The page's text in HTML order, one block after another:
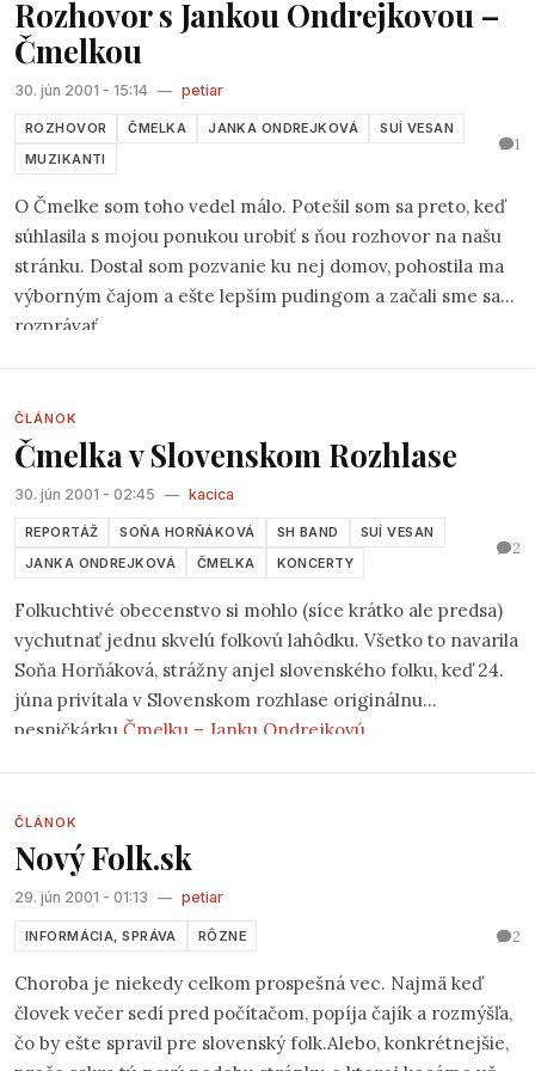
MIDEM v Cannes vo Francúzsku.
Rozhovor s Jankou Ondrejkovou –
Čmelkou
30. jún 2001 - 15:14 — petiar
ROZHOVOR ČMELKA JANKA ONDREJKOVÁ
SUÍ VESAN
MUZIKANTI
1
O Čmelke som toho vedel málo. Potešil som sa preto, keď
súhlasila s mojou ponukou urobiť s ňou rozhovor na našu
stránku. Dostal som pozvanie ku nej domov, pohostila ma
výborným čajom a ešte lepším pudingom a začali sme sa
rozprávať...
ČLÁNOK
Čmelka v Slovenskom Rozhlase
30. jún 2001 - 02:45 — kacica
REPORTÁŽ SOŇA HORŇÁKOVÁ SH BAND
SUÍ VESAN
JANKA ONDREJKOVÁ
ČMELKA KONCERTY
2
Folkuchtivé obecenstvo si mohlo (síce krátko ale predsa)
vychutnať jednu skvelú folkovú lahôdku. Všetko to navarila
Soňa Horňáková, strážny anjel slovenského folku, keď 24.
júna privítala v Slovenskom rozhlase originálnu
pesničkárku Čmelku – Janku Ondrejkovú
ČLÁNOK
Nový Folk.sk
29. jún 2001 - 01:13 — petiar
INFORMÁCIA, SPRÁVA RÔZNE 2
Choroba je niekedy celkom prospešná vec. Najmä keď
človek večer sedí pred počítačom, popíja čajík a rozmýšľa,
čo by ešte spravil pre slovenský folk.Alebo, konkrétnejšie,